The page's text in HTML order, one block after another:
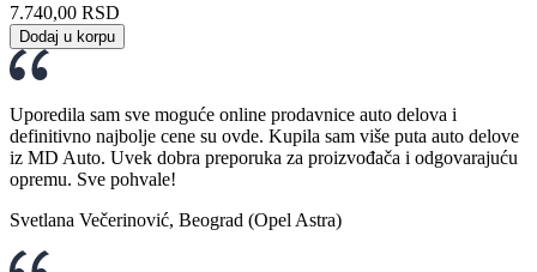
7.740,00 RSD
Dodaj u korpu
Uporedila sam sve moguće online prodavnice auto delova i
definitivno najbolje cene su ovde. Kupila sam više puta auto delove
iz MD Auto. Uvek dobra preporuka za proizvođača i odgovarajuću
opremu. Sve pohvale!
Svetlana Večerinović, Beograd (Opel Astra)